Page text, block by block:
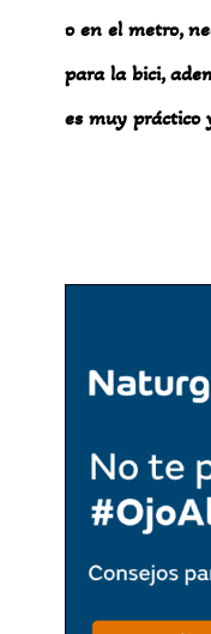
o en el metro,
para la bici,
es muy práctico